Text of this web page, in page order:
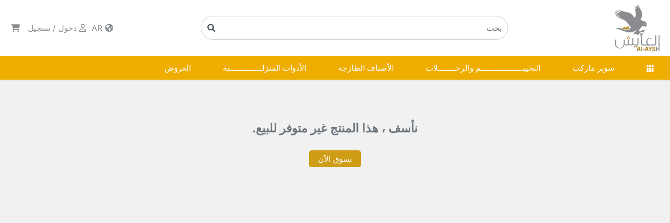
دخول / تسجيل
سوبر ماركت التخييـــــــــــــــــم والرحـــــــلات الأصناف الطازجة الأدوات المنزلـــــــــــــية العروض
نأسف ، هذا المنتج غير متوفر للبيع.
تسوق الآن